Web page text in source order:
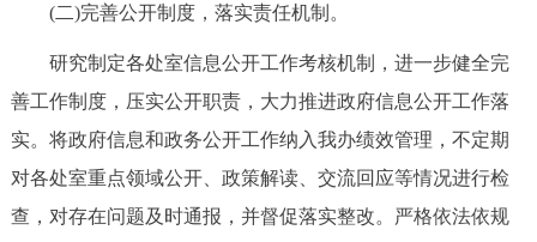
ESPAÑOL العربية
ITALIANO
回到顶部
(二)完善公开制度，落实责任机制。
研究制定各处室信息公开工作考核机制，进一步健全完
善工作制度，压实公开职责，大力推进政府信息公开工作落
实。将政府信息和政务公开工作纳入我办绩效管理，不定期
对各处室重点领域公开、政策解读、交流回应等情况进行检
查，对存在问题及时通报，并督促落实整改。严格依法依规